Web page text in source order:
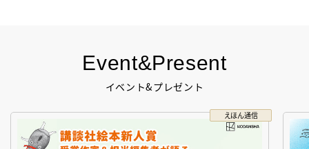
Event&Present
イベント&プレゼント
えほん通信